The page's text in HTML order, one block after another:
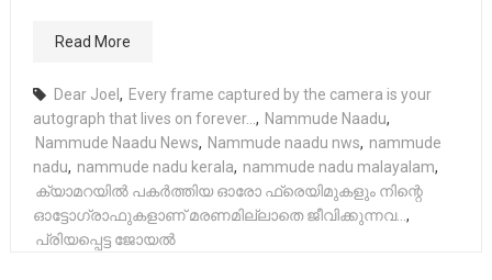
Read More
Dear Joel, Every frame captured by the camera is your
autograph that lives on forever..., Nammude Naadu,
Nammude Naadu News, Nammude naadu nws, nammude
nadu, nammude nadu kerala, nammude nadu malayalam,
ക്യാമറയിൽ പകർത്തിയ ഓരോ ഫ്രെയിമുകളും നിന്റെ
ഓട്ടോഗ്രാഫുകളാണ് മരണമില്ലാതെ ജീവിക്കുന്നവ...,
പ്രിയപ്പെട്ട ജോയൽ